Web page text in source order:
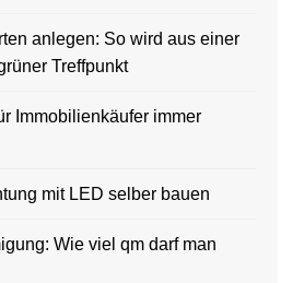
anlegen: So wird aus einer
Treffpunkt
Immobilienkäufer immer
mit LED selber bauen
Wie viel qm darf man